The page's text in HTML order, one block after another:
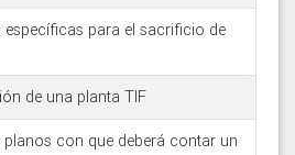
específicas para el sacrificio de
de una planta TIF
con que deberá contar un